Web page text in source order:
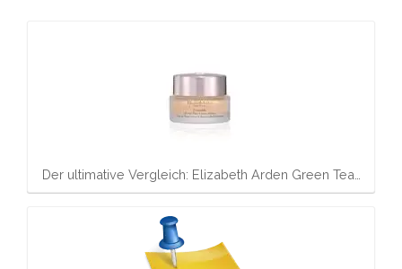
Der ultimative Vergleich: Elizabeth Arden Green Tea…